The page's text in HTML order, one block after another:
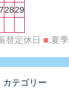
2829
替定休日 ■:夏
カテゴリー